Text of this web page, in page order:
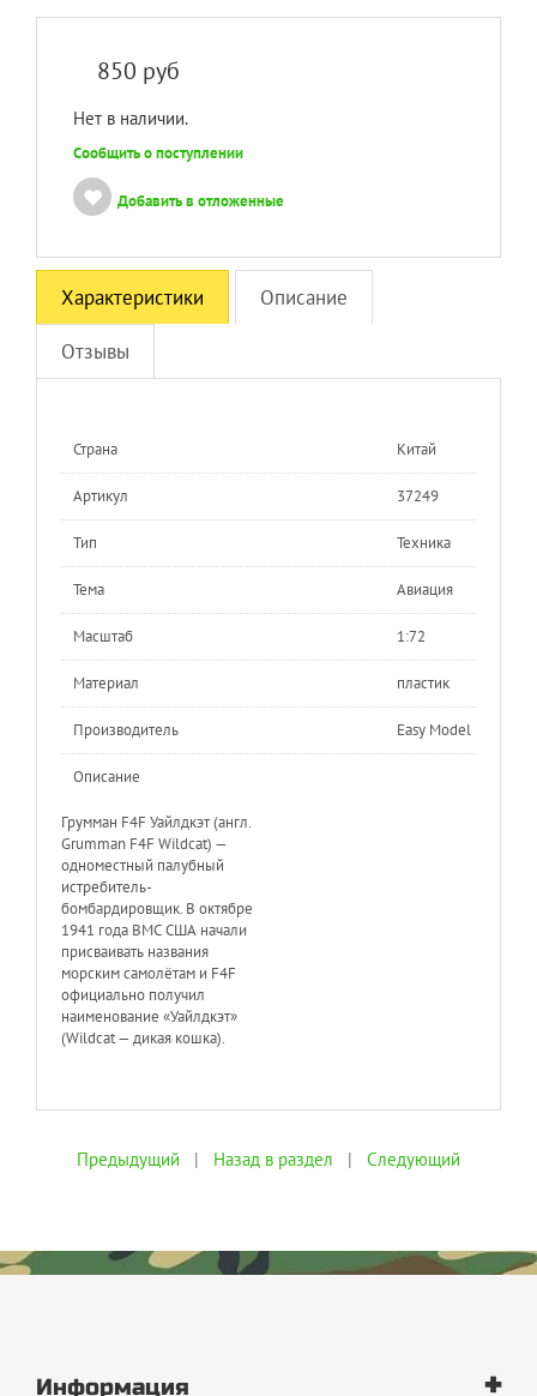
850 руб
Нет в наличии.
Сообщить о поступлении
Добавить в отложенные
Характеристики Описание
Отзывы
Страна Китай
Артикул 37249
Тип Техника
Тема Авиация
Масштаб 1:72
Материал пластик
Производитель Easy Model
Описание
Грумман F4F Уайлдкэт (англ.
Grumman F4F Wildcat) —
одноместный палубный
истребитель-
бомбардировщик. В октябре
1941 года ВМС США начали
присваивать названия
морским самолётам и F4F
официально получил
наименование «Уайлдкэт»
(Wildcat — дикая кошка).
Предыдущий | Назад в раздел | Следующий
Информация +